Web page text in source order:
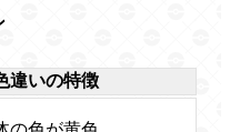
違いの特徴